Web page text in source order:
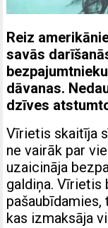
Reiz
savās
dāvanas.
dzīves
Vīrietis skaitīja
ne vairāk par
uzaicināja
galdiņa. Vīrietis
kas izmaksāja